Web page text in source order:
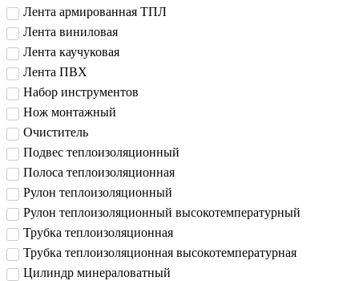
Лента армированная ТПЛ
Лента виниловая
Лента каучуковая
Лента ПВХ
Набор инструментов
Нож монтажный
Очиститель
Подвес теплоизоляционный
Полоса теплоизоляционная
Рулон теплоизоляционный
Рулон теплоизоляционный высокотемпературный
Трубка теплоизоляционная
Трубка теплоизоляционная высокотемпературная
Цилиндр минераловатный